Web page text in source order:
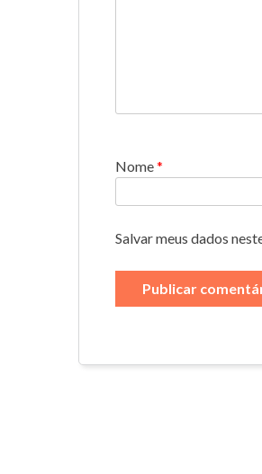
Nome*
Salvar meus dados